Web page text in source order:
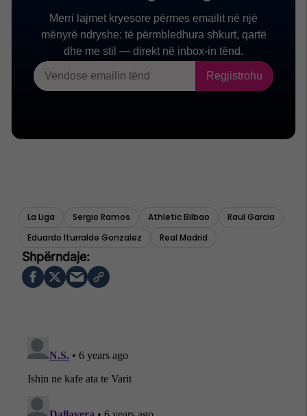
La Liga Sergio Ramos Athletic Bilbao
Raul Garcia
Eduardo Iturralde Gonzalez
Real Madrid